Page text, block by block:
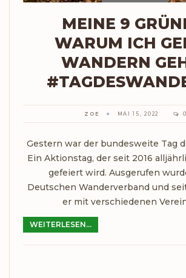
MEINE 9
WARUM ICH
WANDERN
ZOE MAI 15, 2022 0
Gestern war der bundesweite Tag
Ein Aktionstag, der seit 2016
gefeiert wird. Ausgerufen
Deutschen Wanderverband und
er mit verschiedenen
WEITERLESEN...